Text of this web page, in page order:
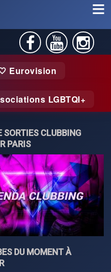
Eurovision
LGBTQI+
SORTIES CLUBBING
PARIS
DU MOMENT À